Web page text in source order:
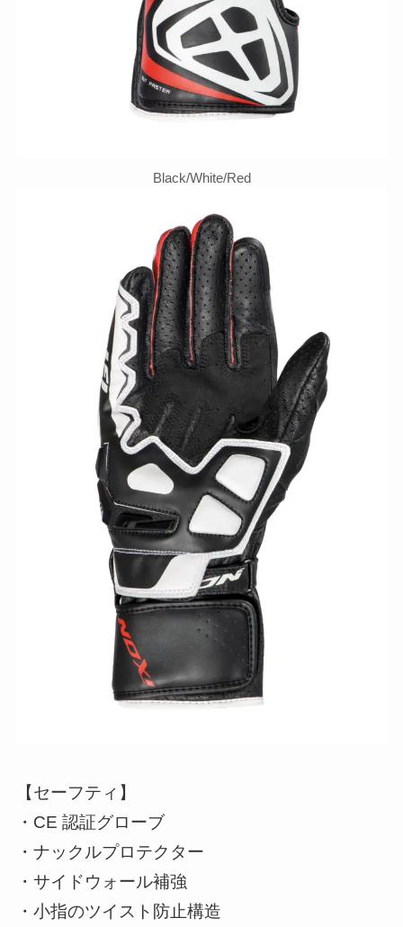
Black/White/Red
【セーフティ】
・CE 認証グローブ
・ナックルプロテクター
・サイドウォール補強
・小指のツイスト防止構造